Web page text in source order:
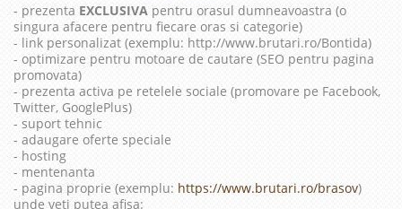
- prezenta EXCLUSIVA pentru orasul dumneavoastra (o
singura afacere pentru fiecare oras si categorie)
- link personalizat (exemplu: http://www.brutari.ro/Bontida)
- optimizare pentru motoare de cautare (SEO pentru pagina
promovata)
- prezenta activa pe retelele sociale (promovare pe Facebook,
Twitter, GooglePlus)
- suport tehnic
- adaugare oferte speciale
- hosting
- mentenanta
- pagina proprie (exemplu: https://www.brutari.ro/brasov)
unde veti putea afisa: